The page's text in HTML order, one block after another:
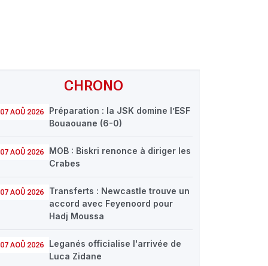
CHRONO
07 AOÛ 2026
Préparation : la JSK domine l’ESF
Bouaouane (6-0)
07 AOÛ 2026
MOB : Biskri renonce à diriger les
Crabes
07 AOÛ 2026
Transferts : Newcastle trouve un
accord avec Feyenoord pour
Hadj Moussa
07 AOÛ 2026
Leganés officialise l'arrivée de
Luca Zidane